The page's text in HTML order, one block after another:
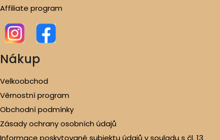
Affiliate program
Nákup
Velkoobchod
Věrnostní program
Obchodní podmínky
Zásady ochrany osobních údajů
Informace poskytované subjektu údajů v souladu s čl. 13